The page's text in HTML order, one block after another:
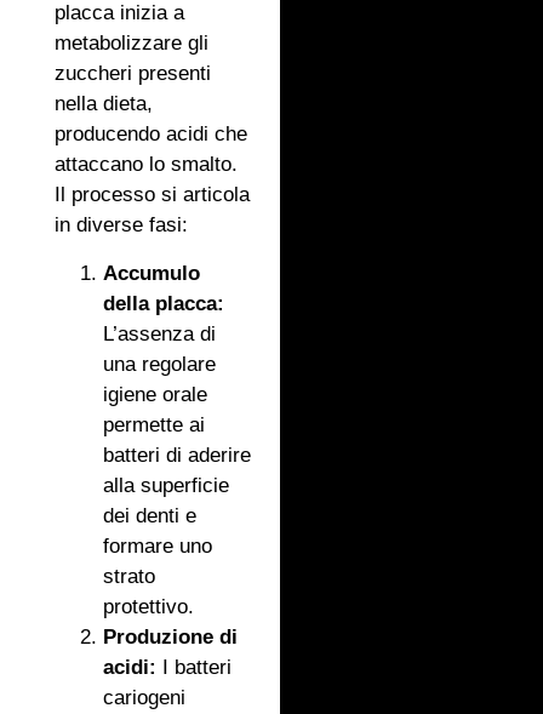
placca inizia a
metabolizzare gli
zuccheri presenti
nella dieta,
producendo acidi che
attaccano lo smalto.
Il processo si articola
in diverse fasi:
Accumulo
della placca:
L’assenza di
una regolare
igiene orale
permette ai
batteri di aderire
alla superficie
dei denti e
formare uno
strato
protettivo.
Produzione di
acidi: I batteri
cariogeni